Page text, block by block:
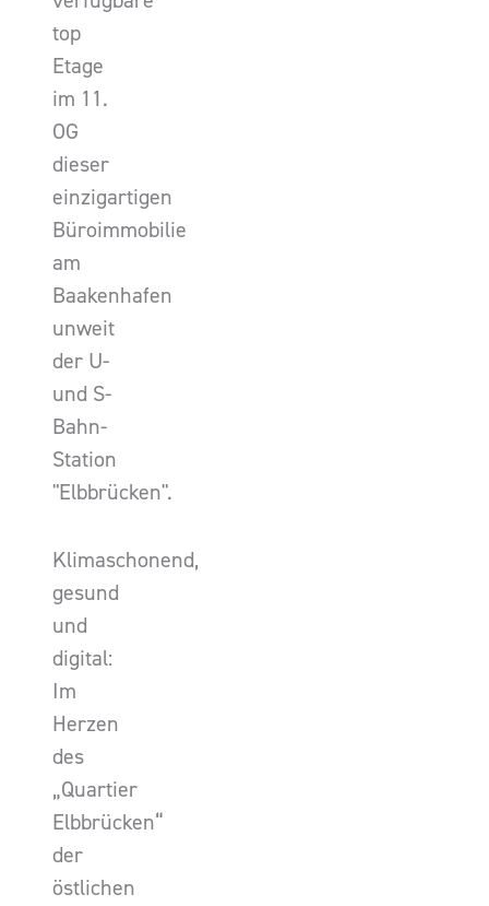
top
Etage
im 11.
OG
dieser
einzigartigen
Büroimmobilie
am
Baakenhafen
unweit
der U-
und S-
Bahn-
Station
"Elbbrücken".
Klimaschonend,
gesund
und
digital:
Im
Herzen
des
„Quartier
Elbbrücken“
der
östlichen